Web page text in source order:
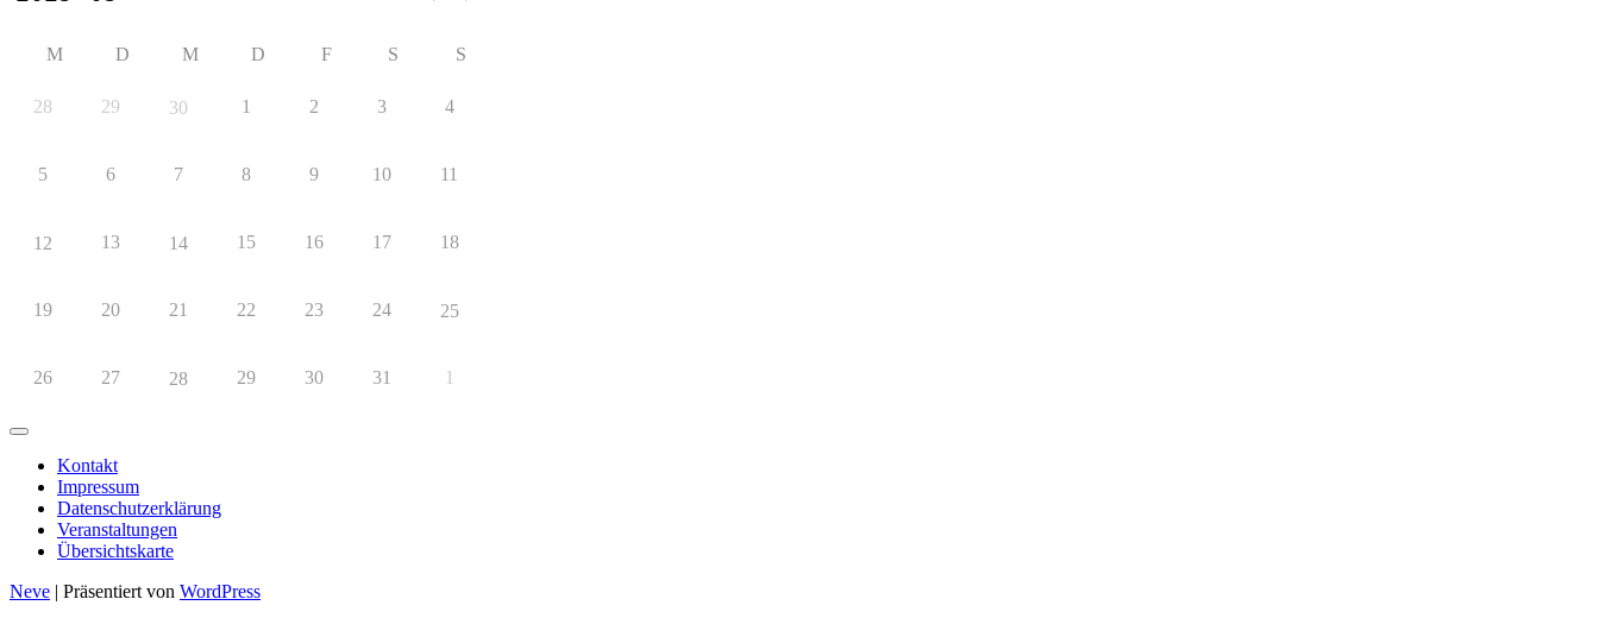
M D M D F S S
28 29 30 1 2 3 4
5 6 7 8 9 10 11
12 13 14 15 16 17 18
19 20 21 22 23 24 25
26 27 28 29 30 31 1
Kontakt
Impressum
Datenschutzerklärung
Veranstaltungen
Übersichtskarte
Neve | Präsentiert von WordPress